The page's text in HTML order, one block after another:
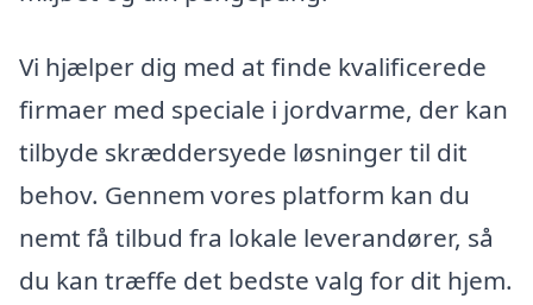
Vi hjælper dig med at finde kvalificerede
firmaer med speciale i jordvarme, der kan
tilbyde skræddersyede løsninger til dit
behov. Gennem vores platform kan du
nemt få tilbud fra lokale leverandører, så
du kan træffe det bedste valg for dit hjem.